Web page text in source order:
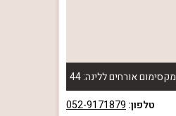
מקסימום אורחים ללינה: 44
טלפון: 052-9171879